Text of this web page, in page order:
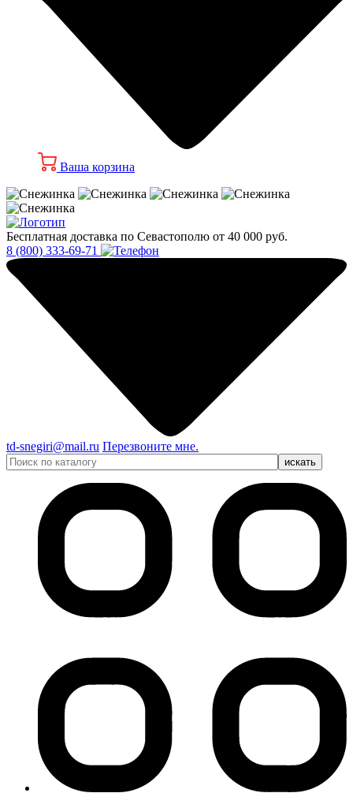
Ваша корзина
Бесплатная доставка по Севастополю от 40 000 руб.
8 (800) 333-69-71
td-snegiri@mail.ru Перезвоните мне.